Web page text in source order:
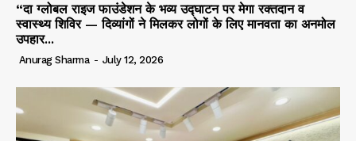
“दा ग्लोबल राइज फाउंडेशन के भव्य उद्घाटन पर मेगा रक्तदान व
स्वास्थ्य शिविर — दिव्यांगों ने मिलकर लोगों के लिए मानवता का अनमोल
उपहार...
Anurag Sharma - July 12, 2026